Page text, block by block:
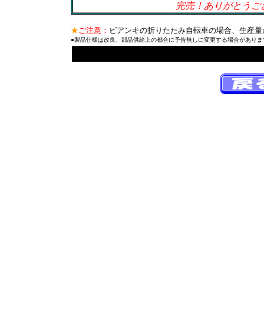
完売！ありがとうご
★ご注意： ビアンキの折りたたみ自転車の場合、生産
●製品仕様は改良、部品供給上の都合に予告無しに変更する場合があり